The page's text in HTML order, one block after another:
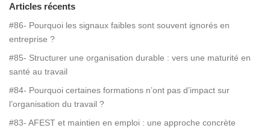
Articles récents
#86- Pourquoi les signaux faibles sont souvent ignorés en
entreprise ?
#85- Structurer une organisation durable : vers une maturité en
santé au travail
#84- Pourquoi certaines formations n’ont pas d’impact sur
l’organisation du travail ?
#83- AFEST et maintien en emploi : une approche concrète